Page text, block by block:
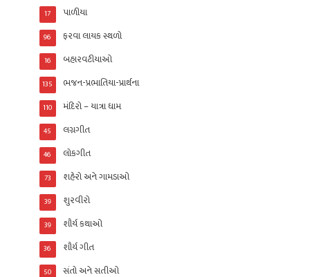
પાળીયા
17
ફરવા લાયક સ્થળો
96
બહારવટીયાઓ
16
ભજન-પ્રભાતિયા-પ્રાર્થના
135
મંદિરો – યાત્રા ધામ
110
લગ્નગીત
45
લોકગીત
46
શહેરો અને ગામડાઓ
73
શુરવીરો
39
શૌર્ય કથાઓ
39
શૌર્ય ગીત
36
સંતો અને સતીઓ
50